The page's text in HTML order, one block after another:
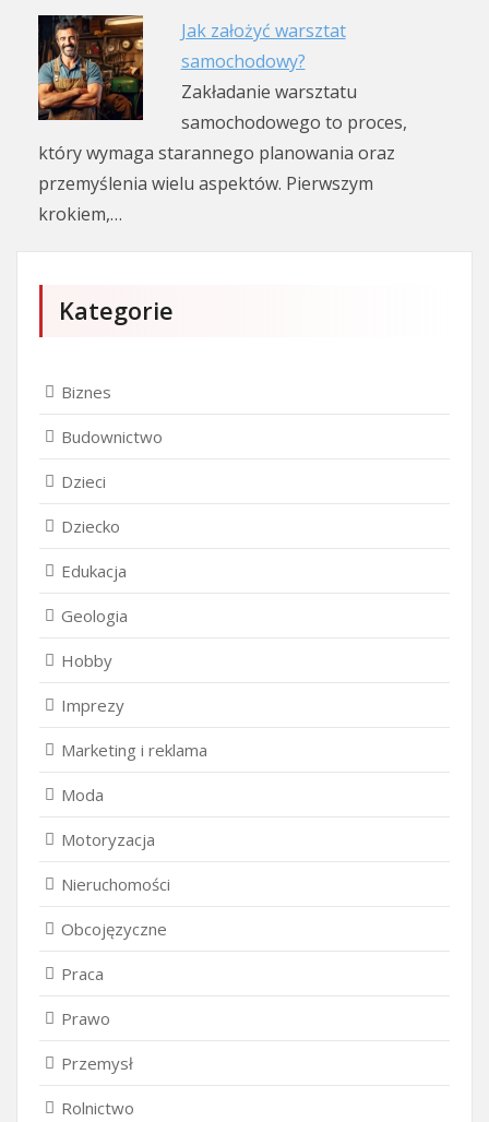
Jak założyć warsztat
samochodowy?
Zakładanie warsztatu
samochodowego to proces,
który wymaga starannego planowania oraz
przemyślenia wielu aspektów. Pierwszym
krokiem,…
Kategorie
Biznes
Budownictwo
Dzieci
Dziecko
Edukacja
Geologia
Hobby
Imprezy
Marketing i reklama
Moda
Motoryzacja
Nieruchomości
Obcojęzyczne
Praca
Prawo
Przemysł
Rolnictwo